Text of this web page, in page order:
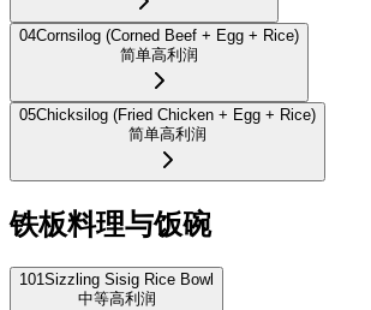
04Cornsilog (Corned Beef + Egg + Rice)
简单高利润
05Chicksilog (Fried Chicken + Egg + Rice)
简单高利润
铁板料理与饭碗
101Sizzling Sisig Rice Bowl
中等高利润